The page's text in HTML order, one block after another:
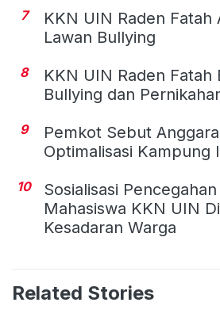
7
KKN UIN Raden Fatah
Lawan Bullying
8
KKN UIN Raden Fatah
Bullying dan
9
Pemkot Sebut
Optimalisasi Kampung
10
Sosialisasi
Mahasiswa KKN UIN
Kesadaran Warga
Related Stories